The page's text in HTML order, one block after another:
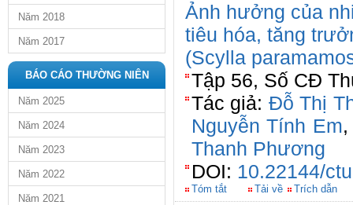
Năm 2018
Năm 2017
BÁO CÁO THƯỜNG NIÊN
Năm 2025
Năm 2024
Năm 2023
Năm 2022
Năm 2021
Ảnh hưởng của
tiêu hóa, tăng
(Scylla
Tập 56, Số CĐ
Tác giả: Đỗ Thị
Nguyễn Tính Em
Thanh Phương
DOI: 10.22144/
Tóm tắt Tải về Trích dẫn